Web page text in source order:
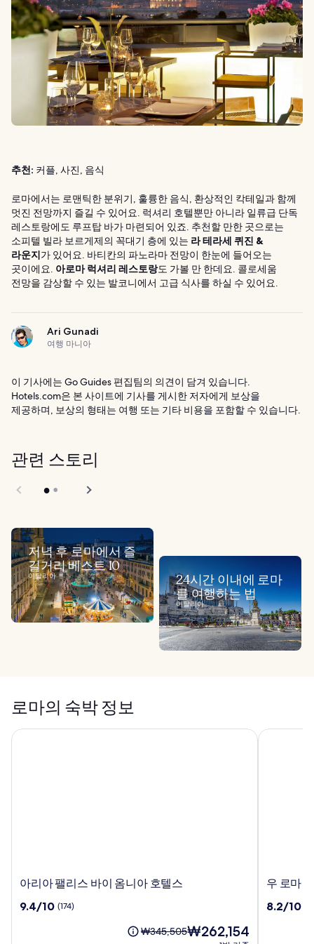
추천: 커플, 사진, 음식
로마에서는 로맨틱한 분위기, 훌륭한 음식, 환상적인 칵테일과 함께
멋진 전망까지 즐길 수 있어요. 럭셔리 호텔뿐만 아니라 일류급 단독
레스토랑에도 루프탑 바가 마련되어 있죠. 추천할 만한 곳으로는
소피텔 빌라 보르게제의 꼭대기 층에 있는 라 테라세 퀴진 &
라운지가 있어요. 바티칸의 파노라마 전망이 한눈에 들어오는
곳이에요. 아로마 럭셔리 레스토랑도 가볼 만 한데요. 콜로세움
전망을 감상할 수 있는 발코니에서 고급 식사를 하실 수 있어요.
Ari Gunadi
여행 마니아
이 기사에는 Go Guides 편집팀의 의견이 담겨 있습니다.
Hotels.com은 본 사이트에 기사를 게시한 저자에게 보상을
제공하며, 보상의 형태는 여행 또는 기타 비용을 포함할 수 있습니다.
관련 스토리
저녁 후 로마에서 즐
길거리 베스트 10
이탈리아
24시간 이내에 로마
를 여행하는 법
이탈리아
로마의 숙박 정보
아
아
아리아 팰리스 바이 옴니아 호텔스
10
9.4/10 (174)
요
₩345,505현
₩262,154
아리아 팰리스 바이 옴니아 호텔스
우
마
우 로마
10
8.2/10
우 로마 캠